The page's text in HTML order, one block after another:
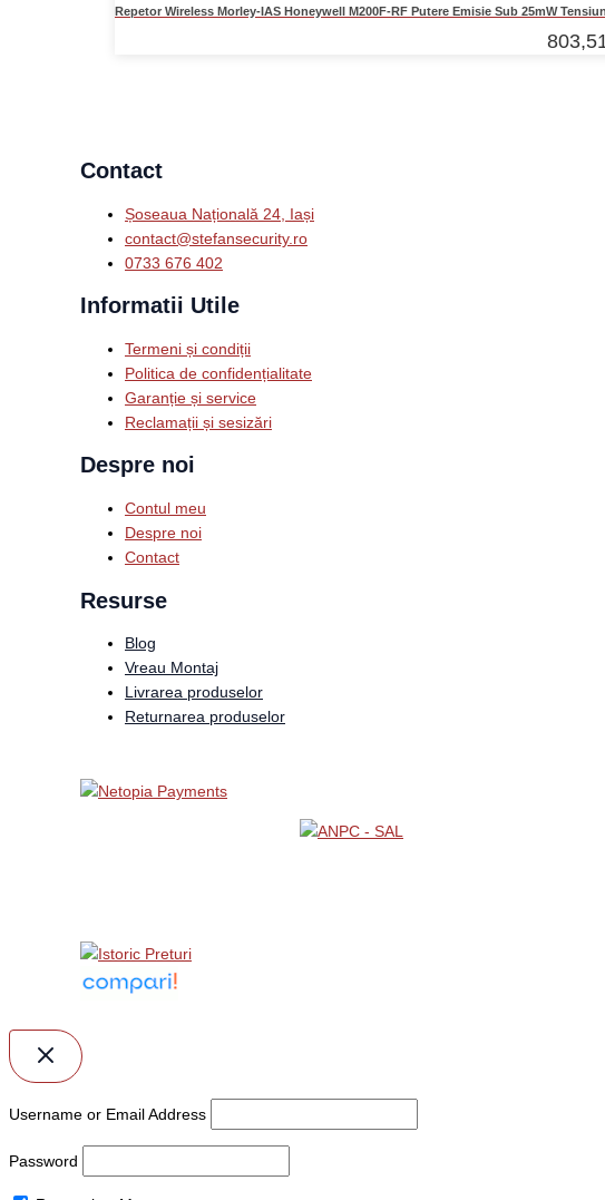
Repetor Wireless Morley-IAS Honeywell M200F-RF Putere Emisie Sub 25mW
Contact
Șoseaua Națională 24, Iași
contact@stefansecurity.ro
0733 676 402
Informatii Utile
Termeni și condiții
Politica de confidențialitate
Garanție și service
Reclamații și sesizări
Despre noi
Contul meu
Despre noi
Contact
Resurse
Blog
Vreau Montaj
Livrarea produselor
Returnarea produselor
Username or Email Address
Password